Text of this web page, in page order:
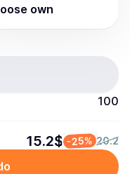
own
100
15.2$ -25% 20.2